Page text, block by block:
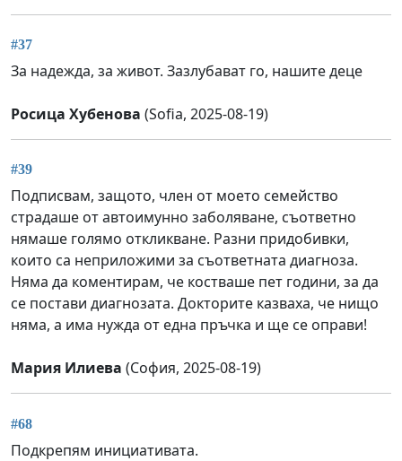
#37
За надежда, за живот. Зазлубават го, нашите деце
Росица Хубенова (Sofia, 2025-08-19)
#39
Подписвам, защото, член от моето семейство
страдаше от автоимунно заболяване, съответно
нямаше голямо откликване. Разни придобивки,
които са неприложими за съответната диагноза.
Няма да коментирам, че костваше пет години, за да
се постави диагнозата. Докторите казваха, че нищо
няма, а има нужда от една пръчка и ще се оправи!
Мария Илиева (София, 2025-08-19)
#68
Подкрепям инициативата.